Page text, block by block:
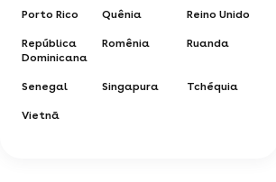
Porto Rico Quênia Reino Unido
República
Dominicana
Romênia Ruanda
Senegal Singapura Tchéquia
Vietnã